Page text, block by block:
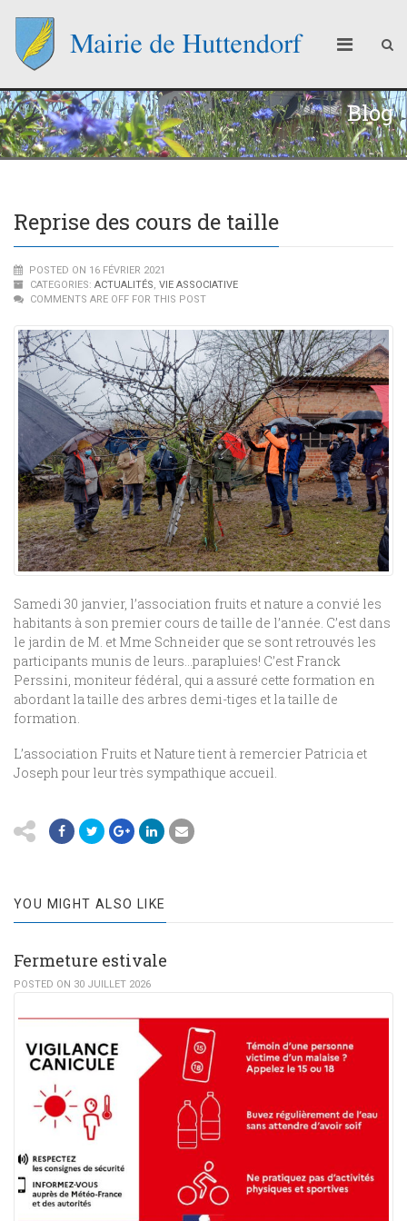
Blog
Reprise des cours de taille
POSTED ON 16 FÉVRIER 2021
CATEGORIES: ACTUALITÉS, VIE ASSOCIATIVE
COMMENTS ARE OFF FOR THIS POST
Samedi 30 janvier, l’association fruits et nature a convié les
habitants à son premier cours de taille de l’année. C’est dans
le jardin de M. et Mme Schneider que se sont retrouvés les
participants munis de leurs…parapluies! C’est Franck
Perssini, moniteur fédéral, qui a assuré cette formation en
abordant la taille des arbres demi-tiges et la taille de
formation.
L’association Fruits et Nature tient à remercier Patricia et
Joseph pour leur très sympathique accueil.
YOU MIGHT ALSO LIKE
Fermeture estivale
POSTED ON 30 JUILLET 2026